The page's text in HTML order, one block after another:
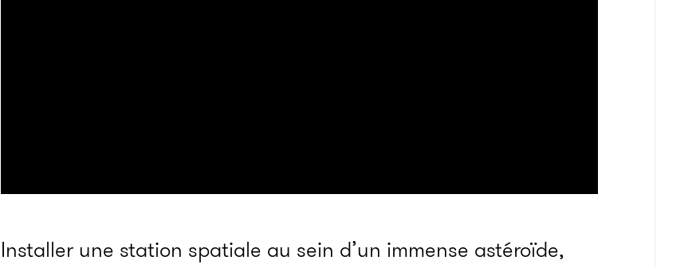
Installer une station spatiale au sein d’un immense astéroïde,